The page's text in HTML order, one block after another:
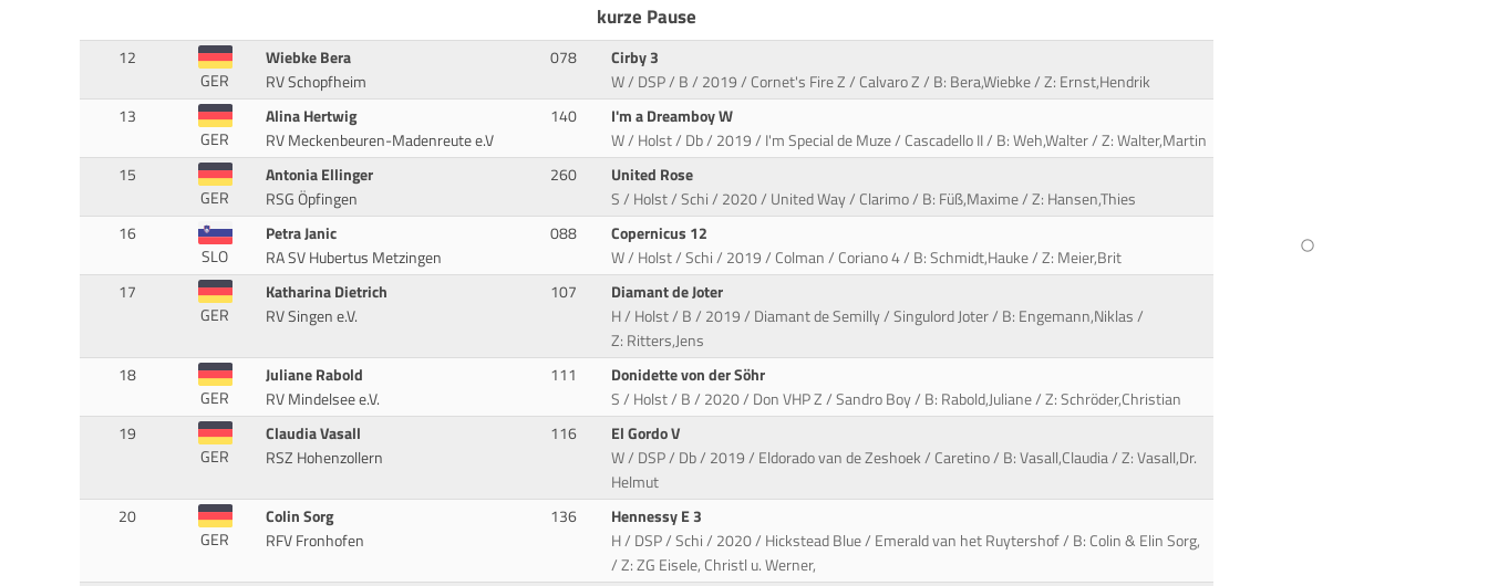
kurze Pause
12
GER
Wiebke Bera
RV Schopfheim
078
Cirby 3
W / DSP / B / 2019 / Cornet's Fire Z / Calvaro Z / B: Bera,Wiebke / Z: Ernst,Hendrik
13
GER
Alina Hertwig
RV Meckenbeuren-Madenreute e.V
140
I'm a Dreamboy W
W / Holst / Db / 2019 / I'm Special de Muze / Cascadello II / B: Weh,Walter / Z: Walter,Martin
15
GER
Antonia Ellinger
RSG Öpfingen
260
United Rose
S / Holst / Schi / 2020 / United Way / Clarimo / B: Füß,Maxime / Z: Hansen,Thies
16
SLO
Petra Janic
RA SV Hubertus Metzingen
088
Copernicus 12
W / Holst / Schi / 2019 / Colman / Coriano 4 / B: Schmidt,Hauke / Z: Meier,Brit
17
GER
Katharina Dietrich
RV Singen e.V.
107
Diamant de Joter
H / Holst / B / 2019 / Diamant de Semilly / Singulord Joter / B: Engemann,Niklas /
Z: Ritters,Jens
18
GER
Juliane Rabold
RV Mindelsee e.V.
111
Donidette von der Söhr
S / Holst / B / 2020 / Don VHP Z / Sandro Boy / B: Rabold,Juliane / Z: Schröder,Christian
19
GER
Claudia Vasall
RSZ Hohenzollern
116
El Gordo V
W / DSP / Db / 2019 / Eldorado van de Zeshoek / Caretino / B: Vasall,Claudia / Z: Vasall,Dr.
Helmut
20
GER
Colin Sorg
RFV Fronhofen
136
Hennessy E 3
H / DSP / Schi / 2020 / Hickstead Blue / Emerald van het Ruytershof / B: Colin & Elin Sorg,
/ Z: ZG Eisele, Christl u. Werner,